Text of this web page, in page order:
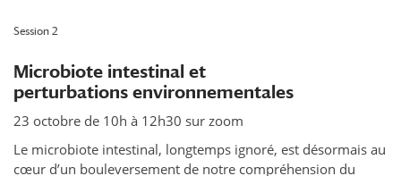
Session 2
Microbiote intestinal et
perturbations environnementales
23 octobre de 10h à 12h30 sur zoom
Le microbiote intestinal, longtemps ignoré, est désormais au
cœur d’un bouleversement de notre compréhension du